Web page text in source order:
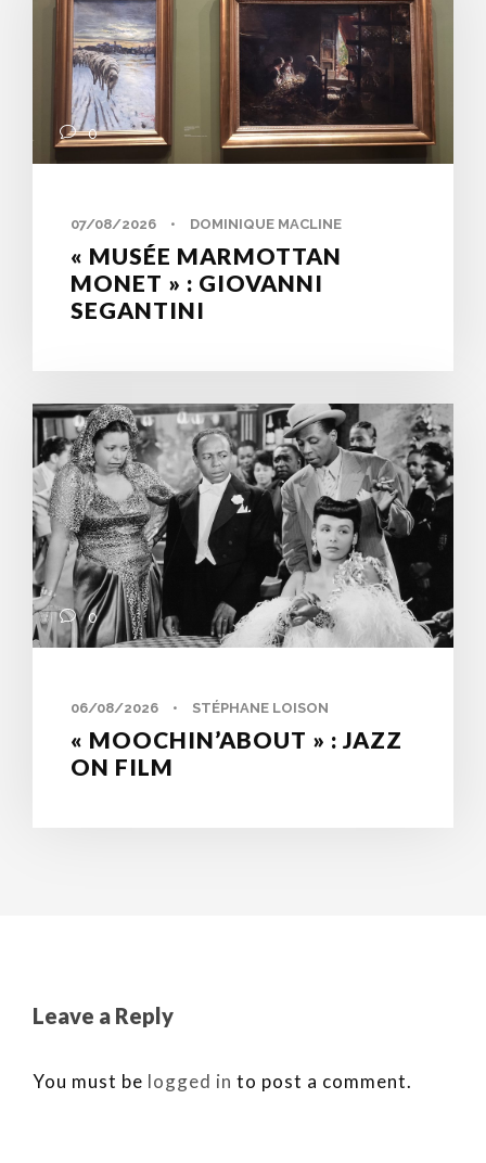
0
07/08/2026 • DOMINIQUE MACLINE
« MUSÉE MARMOTTAN
MONET » : GIOVANNI
SEGANTINI
0
06/08/2026 • STÉPHANE LOISON
« MOOCHIN’ABOUT » : JAZZ
ON FILM
Leave a Reply
You must be logged in to post a comment.